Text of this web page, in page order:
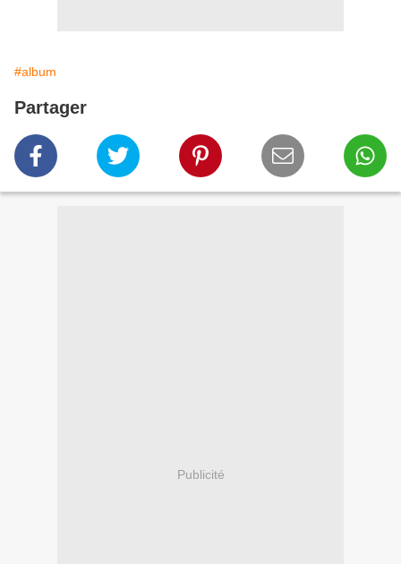
#album
Partager
Publicité